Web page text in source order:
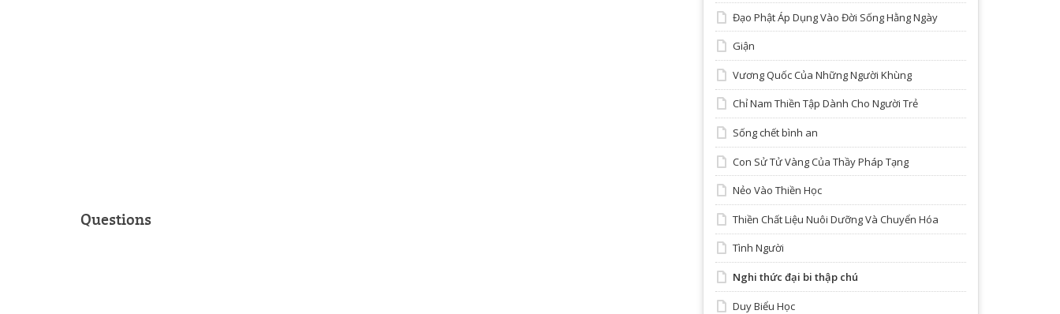
Questions
Đạo Phật Áp Dụng Vào Đời Sống Hằng Ngày
Giận
Vương Quốc Của Những Người Khùng
Chỉ Nam Thiền Tập Dành Cho Người Trẻ
Sống chết bình an
Con Sử Tử Vàng Của Thầy Pháp Tạng
Nẻo Vào Thiền Học
Thiền Chất Liệu Nuôi Dưỡng Và Chuyển Hóa
Tình Người
Nghi thức đại bi thập chú
Duy Biểu Học